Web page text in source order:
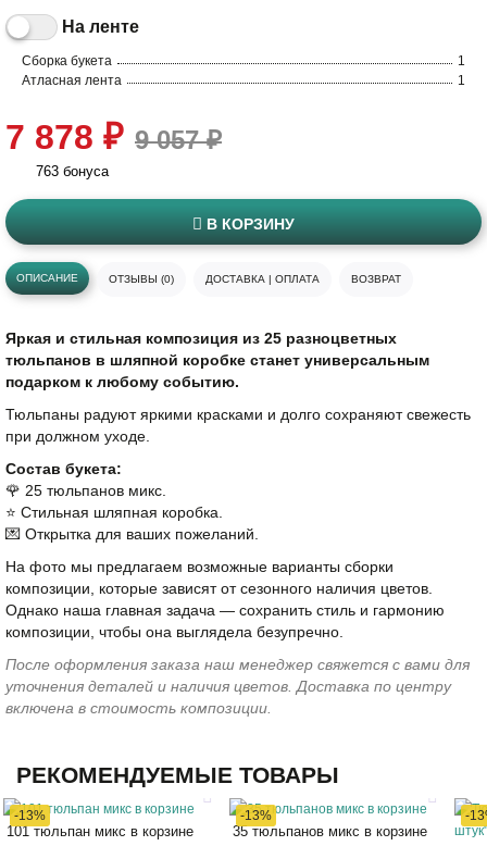
На ленте
Сборка букета
1
Атласная лента
1
7 878 ₽ 9 057 ₽
763 бонуса
В КОРЗИНУ
ОПИСАНИЕ ОТЗЫВЫ (0) ДОСТАВКА | ОПЛАТА ВОЗВРАТ
Яркая и стильная композиция из 25 разноцветных
тюльпанов в шляпной коробке станет универсальным
подарком к любому событию.
Тюльпаны радуют яркими красками и долго сохраняют свежесть
при должном уходе.
Состав букета:
🌹 25 тюльпанов микс.
⭐️ Стильная шляпная коробка.
💌 Открытка для ваших пожеланий.
На фото мы предлагаем возможные варианты сборки
композиции, которые зависят от сезонного наличия цветов.
Однако наша главная задача — сохранить стиль и гармонию
композиции, чтобы она выглядела безупречно.
После оформления заказа наш менеджер свяжется с вами для
уточнения деталей и наличия цветов. Доставка по центру
включена в стоимость композиции.
РЕКОМЕНДУЕМЫЕ ТОВАРЫ
-13%
101 тюльпан микс в корзине
-13%
35 тюльпанов микс в корзине
-